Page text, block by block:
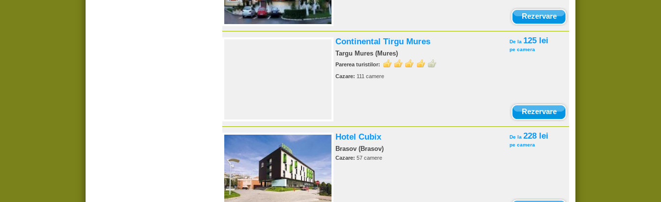
Rezervare
Continental Tirgu Mures
Targu Mures (Mures)
Parerea turistilor:
Cazare: 111 camere
De la 125 lei
pe camera
Rezervare
Hotel Cubix
Brasov (Brasov)
Cazare: 57 camere
De la 228 lei
pe camera